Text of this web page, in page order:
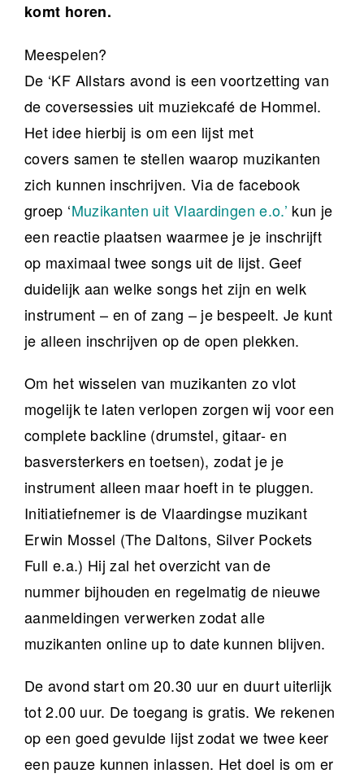
komt horen.
Meespelen?
De ‘KF Allstars avond is een voortzetting van
de coversessies uit muziekcafé de Hommel.
Het idee hierbij is om een lijst met
covers samen te stellen waarop muzikanten
zich kunnen inschrijven. Via de facebook
groep ‘Muzikanten uit Vlaardingen e.o.’ kun je
een reactie plaatsen waarmee je je inschrijft
op maximaal twee songs uit de lijst. Geef
duidelijk aan welke songs het zijn en welk
instrument – en of zang – je bespeelt. Je kunt
je alleen inschrijven op de open plekken.
Om het wisselen van muzikanten zo vlot
mogelijk te laten verlopen zorgen wij voor een
complete backline (drumstel, gitaar- en
basversterkers en toetsen), zodat je je
instrument alleen maar hoeft in te pluggen.
Initiatiefnemer is de Vlaardingse muzikant
Erwin Mossel (The Daltons, Silver Pockets
Full e.a.) Hij zal het overzicht van de
nummer bijhouden en regelmatig de nieuwe
aanmeldingen verwerken zodat alle
muzikanten online up to date kunnen blijven.
De avond start om 20.30 uur en duurt uiterlijk
tot 2.00 uur. De toegang is gratis. We rekenen
op een goed gevulde lijst zodat we twee keer
een pauze kunnen inlassen. Het doel is om er